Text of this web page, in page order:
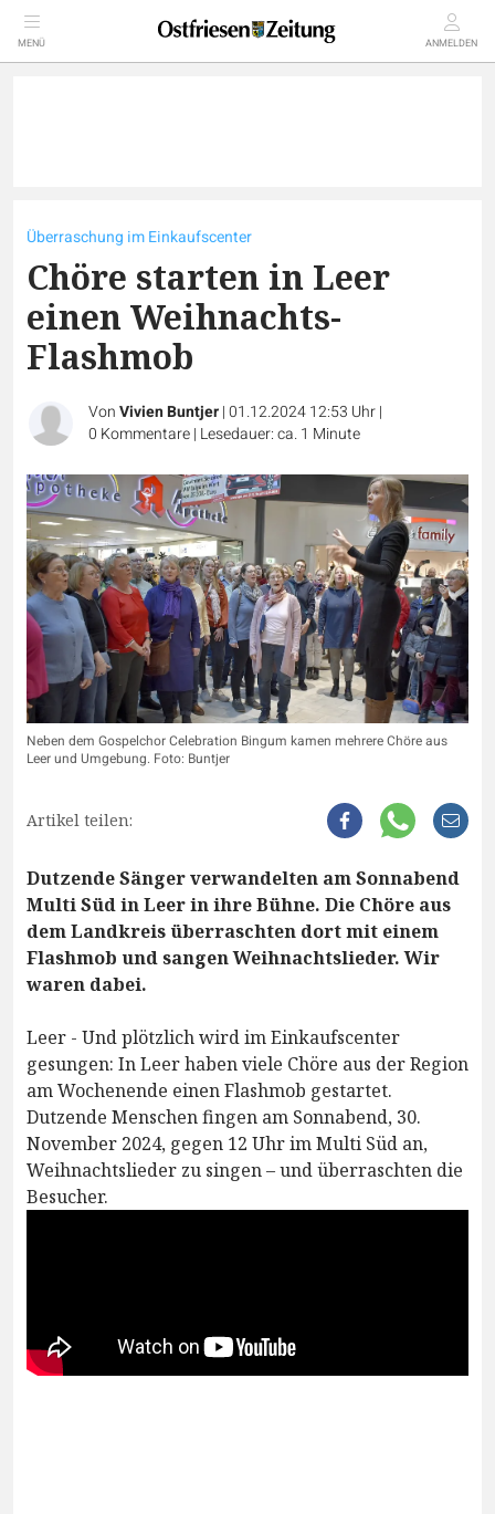
MENÜ ANMELDEN
Überraschung im Einkaufscenter
Chöre starten in Leer
einen Weihnachts-
Flashmob
VonVivien Buntjer|01.12.2024 12:53 Uhr|
0 Kommentare| Lesedauer: ca. 1 Minute
Neben dem Gospelchor Celebration Bingum kamen mehrere Chöre aus
Leer und Umgebung. Foto: Buntjer
Artikel teilen:
Dutzende Sänger verwandelten am Sonnabend
Multi Süd in Leer in ihre Bühne. Die Chöre aus
dem Landkreis überraschten dort mit einem
Flashmob und sangen Weihnachtslieder. Wir
waren dabei.
Leer - Und plötzlich wird im Einkaufscenter
gesungen: In Leer haben viele Chöre aus der Region
am Wochenende einen Flashmob gestartet.
Dutzende Menschen fingen am Sonnabend, 30.
November 2024, gegen 12 Uhr im Multi Süd an,
Weihnachtslieder zu singen – und überraschten die
Besucher.